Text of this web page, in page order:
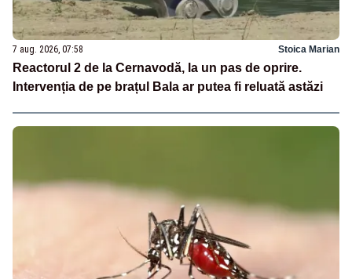
7 aug. 2026, 07:58 Stoica Marian
Reactorul 2 de la Cernavodă, la un pas de oprire.
Intervenția de pe brațul Bala ar putea fi reluată astăzi